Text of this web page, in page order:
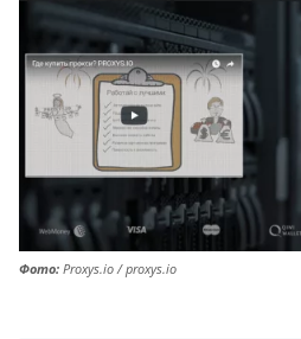
Фото:Proxys.io / proxys.io